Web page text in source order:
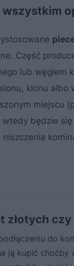
Część
lub węglem
klonu
miejscu
będzie
niszczenia
złotych
do
ją kupić